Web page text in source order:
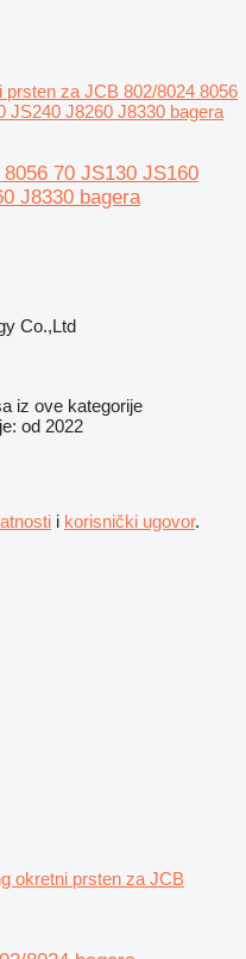
prsten za JCB 802/8024 8056
JS240 J8260 J8330 bagera
70 JS130 JS160
J8330 bagera
Co.,Ltd
iz ove kategorije
od 2022
i korisnički ugovor.
okretni prsten za JCB